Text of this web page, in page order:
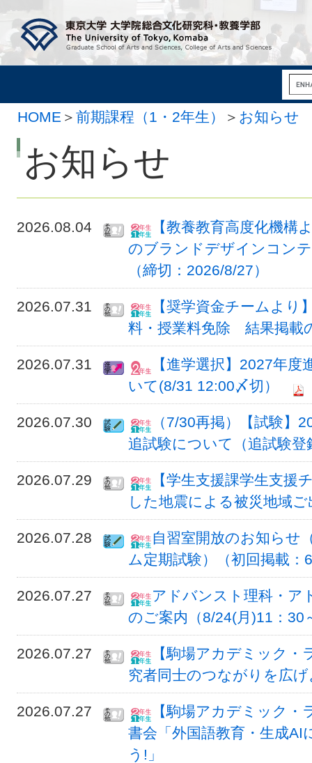
HOME ＞ 前期課程（1・2年生） ＞ お知らせ
お知らせ
2026.08.04
【教養教育高度化機構
のブランドデザインコン
（締切：2026/8/27）
2026.07.31
【奨学資金チームより
料・授業料免除 結果掲載
2026.07.31
【進学選択】2027年
いて(8/31 12:00〆切）
2026.07.30
（7/30再掲）【試験】
追試験について（追試験登
2026.07.29
【学生支援課学生支援
した地震による被災地域
2026.07.28
自習室開放のお知らせ
ム定期試験）（初回掲載：
2026.07.27
アドバンスト理科・ア
のご案内（8/24(月)11：30
2026.07.27
【駒場アカデミック
究者同士のつながりを広
2026.07.27
【駒場アカデミック
書会「外国語教育・生成
う!」